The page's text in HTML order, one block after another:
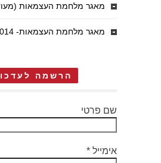
מאגר מלחמת העצמאות
מאגר מלחמת העצמאות- 2014
הרשמה
שם פרטי
אימייל *